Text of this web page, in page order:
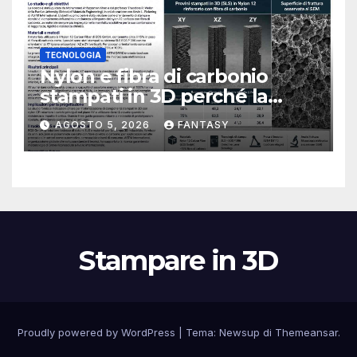
TECNOLOGIA
Nylon e fibra di carbonio
stampati in 3D perché la
resistenza agli urti dipende
dal processo
AGOSTO 5, 2026 FANTASY
Stampare in 3D
Proudly powered by WordPress Tema: Newsup di Themeansar.